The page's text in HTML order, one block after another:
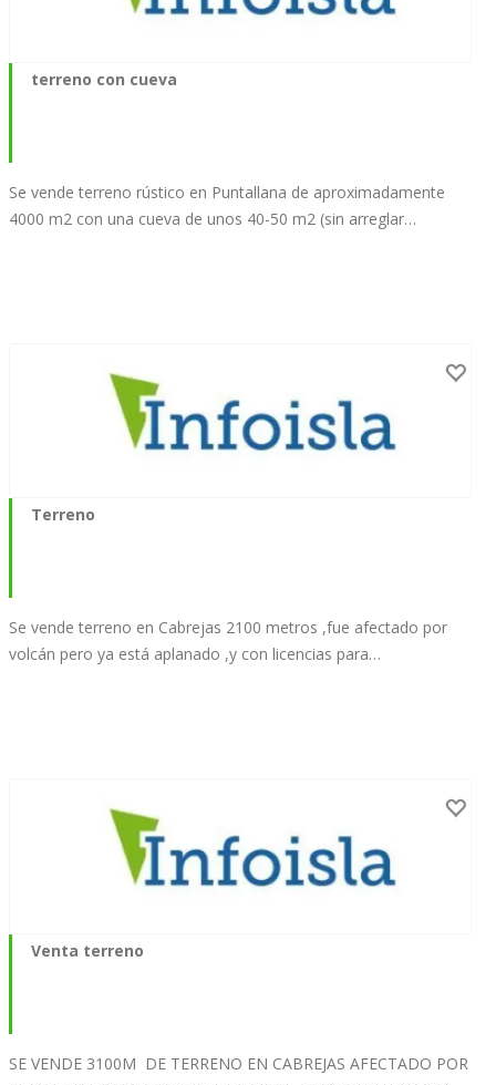
terreno con cueva
Se vende terreno rústico en Puntallana de aproximadamente
4000 m2 con una cueva de unos 40-50 m2 (sin arreglar…
Terreno
Se vende terreno en Cabrejas 2100 metros ,fue afectado por
volcán pero ya está aplanado ,y con licencias para…
Venta terreno
SE VENDE 3100M DE TERRENO EN CABREJAS AFECTADO POR